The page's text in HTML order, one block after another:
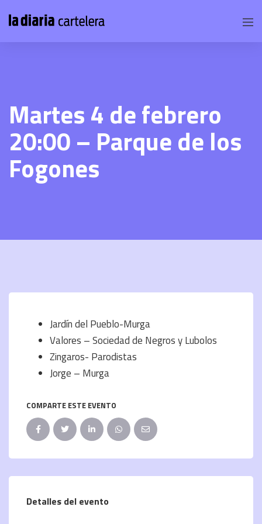
Martes 4 de febrero
20:00 – Parque de los
Fogones
Jardín del Pueblo-Murga
Valores – Sociedad de Negros y Lubolos
Zingaros- Parodistas
Jorge – Murga
COMPARTE ESTE EVENTO
Detalles del evento